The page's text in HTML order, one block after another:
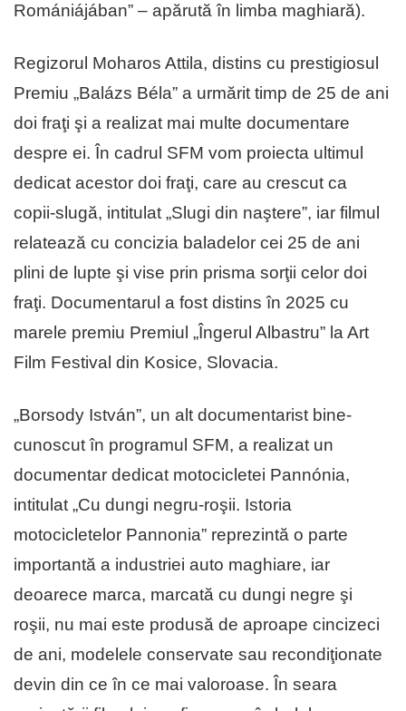
Romániájában” – apărută în limba maghiară).
Regizorul Moharos Attila, distins cu prestigiosul
Premiu „Balázs Béla” a urmărit timp de 25 de ani
doi fraţi şi a realizat mai multe documentare
despre ei. În cadrul SFM vom proiecta ultimul
dedicat acestor doi fraţi, care au crescut ca
copii-slugă, intitulat „Slugi din naştere”, iar filmul
relatează cu concizia baladelor cei 25 de ani
plini de lupte şi vise prin prisma sorţii celor doi
fraţi. Documentarul a fost distins în 2025 cu
marele premiu Premiul „Îngerul Albastru” la Art
Film Festival din Kosice, Slovacia.
„Borsody István”, un alt documentarist bine-
cunoscut în programul SFM, a realizat un
documentar dedicat motocicletei Pannónia,
intitulat „Cu dungi negru-roşii. Istoria
motocicletelor Pannonia” reprezintă o parte
importantă a industriei auto maghiare, iar
deoarece marca, marcată cu dungi negre şi
roşii, nu mai este produsă de aproape cincizeci
de ani, modelele conservate sau recondiţionate
devin din ce în ce mai valoroase. În seara